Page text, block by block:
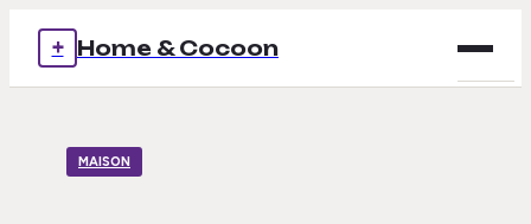
+ Home & Cocoon
MAISON